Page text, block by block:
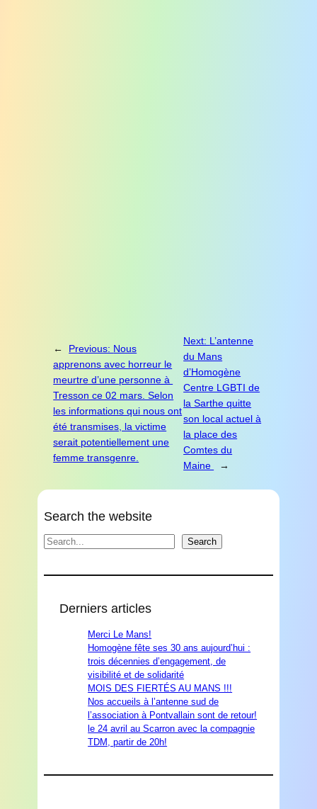
← Previous: Nous
apprenons avec horreur le
meurtre d’une personne à
Tresson ce 02 mars. Selon
les informations qui nous ont
été transmises, la victime
serait potentiellement une
femme transgenre.
Next: L’antenne
du Mans
d’Homogène
Centre LGBTI de
la Sarthe quitte
son local actuel à
la place des
Comtes du
Maine
→
Search the website
Search Search
Derniers articles
Merci Le Mans!
Homogène fête ses 30 ans aujourd’hui :
trois décennies d’engagement, de
visibilité et de solidarité
MOIS DES FIERTÉS AU MANS !!!
Nos accueils à l’antenne sud de
l’association à Pontvallain sont de retour!
le 24 avril au Scarron avec la compagnie
TDM, partir de 20h!